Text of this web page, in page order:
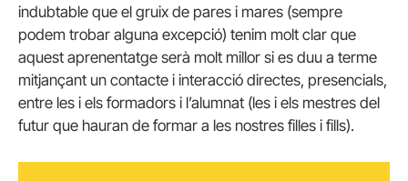
indubtable que el gruix de pares i mares (sempre
podem trobar alguna excepció) tenim molt clar que
aquest aprenentatge serà molt millor si es duu a terme
mitjançant un contacte i interacció directes, presencials,
entre les i els formadors i l’alumnat (les i els mestres del
futur que hauran de formar a les nostres filles i fills).